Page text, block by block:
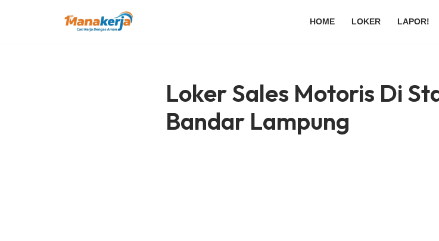
HOME LOKER LAPOR!
Loker Sales Motoris Di
Bandar Lampung